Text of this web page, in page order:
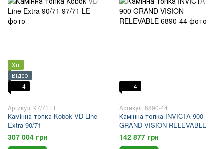
Хіт
Відео
4
Артикул: 97/71 LE
Камінна топка Kobok VD Line
Extra 90/71
307 004 грн
4
Артикул: 6890-44
Камінна топка INVICTA 900
GRAND VISION RELEVABLE
142 877 грн